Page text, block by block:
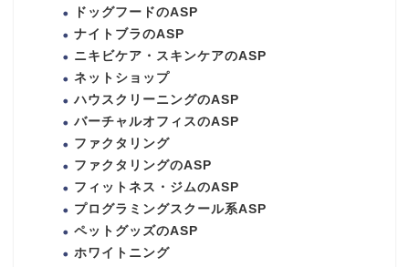
ドッグフードのASP
ナイトブラのASP
ニキビケア・スキンケアのASP
ネットショップ
ハウスクリーニングのASP
バーチャルオフィスのASP
ファクタリング
ファクタリングのASP
フィットネス・ジムのASP
プログラミングスクール系ASP
ペットグッズのASP
ホワイトニング